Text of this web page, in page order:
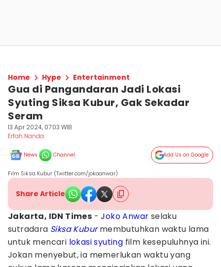
Home Hype Entertainment
Gua di Pangandaran Jadi Lokasi
Syuting Siksa Kubur, Gak Sekadar
Seram
13 Apr 2024, 07:03 WIB
Erfah Nanda
News Channel Add Us on Google
Film Siksa Kubur (Twitter.com/jokoanwar)
Share Article
Jakarta, IDN Times -Joko Anwar selaku
sutradara Siksa Kuburmembutuhkan waktu lama
untuk mencari lokasi syuting film kesepuluhnya ini.
Jokan menyebut, ia memerlukan waktu yang